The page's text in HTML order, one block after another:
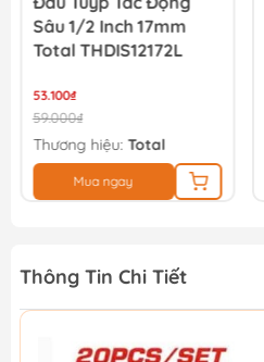
Sâu 1/2 Inch 17mm
Total THDIS12172L
53.100₫
59.000₫
Thương hiệu: Total
Mua ngay
Thông Tin Chi Tiết